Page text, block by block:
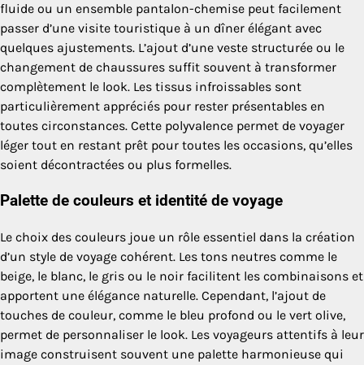
fluide ou un ensemble pantalon-chemise peut facilement
passer d’une visite touristique à un dîner élégant avec
quelques ajustements. L’ajout d’une veste structurée ou le
changement de chaussures suffit souvent à transformer
complètement le look. Les tissus infroissables sont
particulièrement appréciés pour rester présentables en
toutes circonstances. Cette polyvalence permet de voyager
léger tout en restant prêt pour toutes les occasions, qu’elles
soient décontractées ou plus formelles.
Palette de couleurs et identité de voyage
Le choix des couleurs joue un rôle essentiel dans la création
d’un style de voyage cohérent. Les tons neutres comme le
beige, le blanc, le gris ou le noir facilitent les combinaisons et
apportent une élégance naturelle. Cependant, l’ajout de
touches de couleur, comme le bleu profond ou le vert olive,
permet de personnaliser le look. Les voyageurs attentifs à leur
image construisent souvent une palette harmonieuse qui